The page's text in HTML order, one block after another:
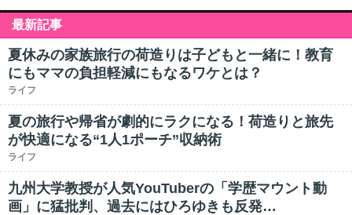
最新記事
夏休みの家族旅行の荷造りは子どもと一緒に！教育
にもママの負担軽減にもなるワケとは？
ライフ
夏の旅行や帰省が劇的にラクになる！荷造りと旅先
が快適になる“1人1ポーチ”収納術
ライフ
九州大学教授が人気YouTuberの「学歴マウント動
画」に猛批判、過去にはひろゆきも反発…